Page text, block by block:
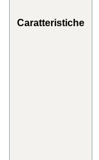
Caratteristiche